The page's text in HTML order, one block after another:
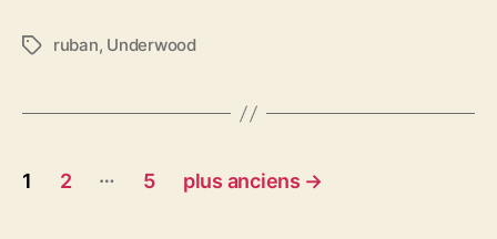
Étiquettes
ruban, Underwood
Pagination
1 2 … 5 plus anciens →